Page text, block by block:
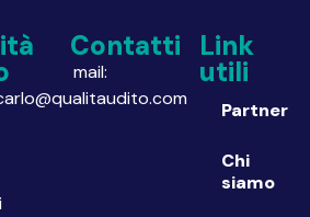
Contatti
mail:
Link
utili
Partner
Chi
siamo